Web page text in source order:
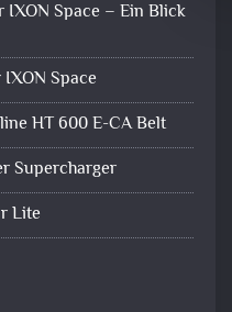
Space – Ein Blick
Space
HT 600 E-CA Belt
Supercharger
Lite